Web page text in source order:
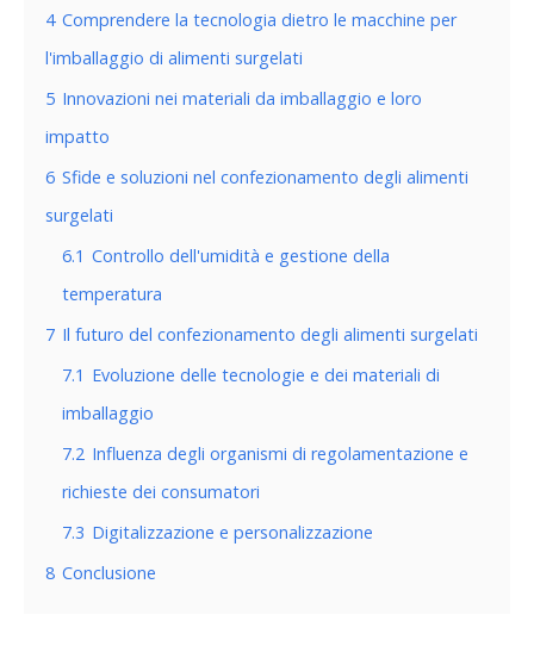
4 Comprendere la tecnologia dietro le macchine per
l'imballaggio di alimenti surgelati
5 Innovazioni nei materiali da imballaggio e loro
impatto
6 Sfide e soluzioni nel confezionamento degli alimenti
surgelati
6.1 Controllo dell'umidità e gestione della
temperatura
7 Il futuro del confezionamento degli alimenti surgelati
7.1 Evoluzione delle tecnologie e dei materiali di
imballaggio
7.2 Influenza degli organismi di regolamentazione e
richieste dei consumatori
7.3 Digitalizzazione e personalizzazione
8 Conclusione